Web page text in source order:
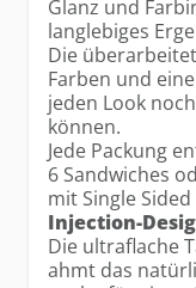
Glanz und
langlebiges
Die
Farben und
jeden Look
können.
Jede Packung
6 Sandwiches
mit Single
Injection-
Die ultraflache
ahmt das